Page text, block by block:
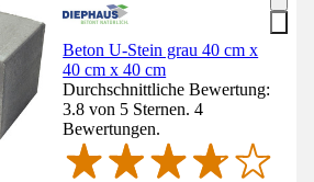
Beton U-Stein grau 40 cm x
40 cm x 40 cm
Durchschnittliche Bewertung:
3.8 von 5 Sternen. 4
Bewertungen.